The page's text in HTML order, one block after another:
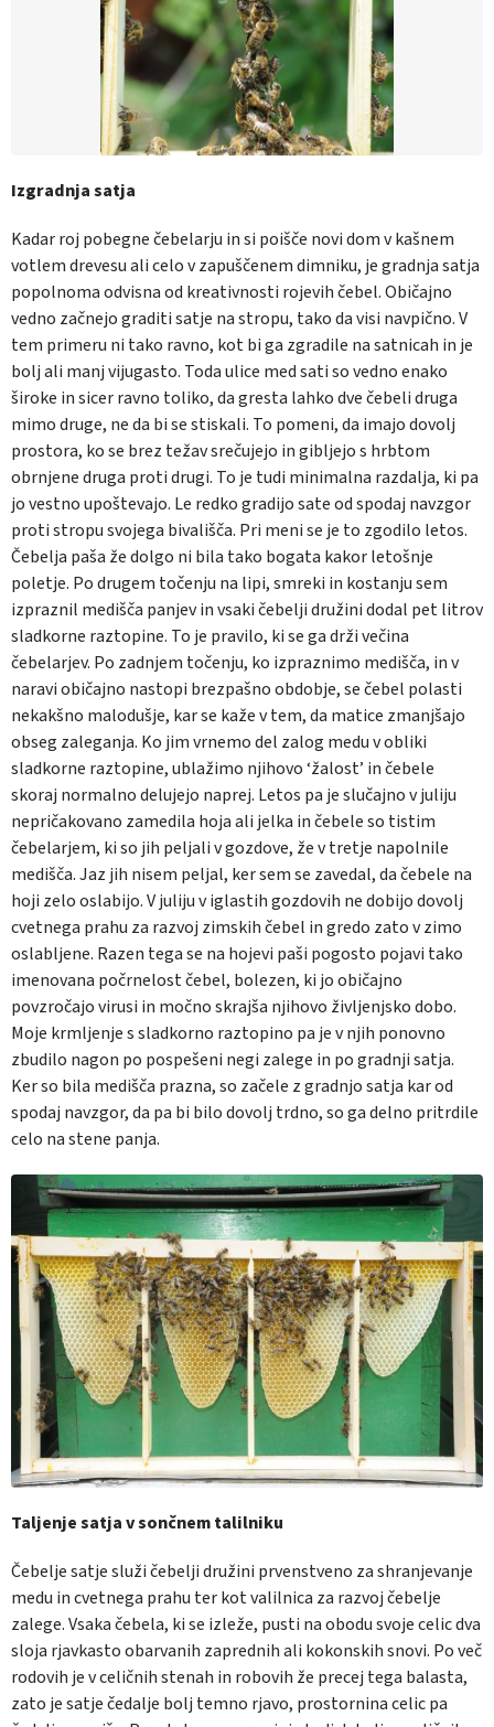
Izgradnja satja
Kadar roj pobegne čebelarju in si poišče novi dom v kašnem
votlem drevesu ali celo v zapuščenem dimniku, je gradnja satja
popolnoma odvisna od kreativnosti rojevih čebel. Običajno
vedno začnejo graditi satje na stropu, tako da visi navpično. V
tem primeru ni tako ravno, kot bi ga zgradile na satnicah in je
bolj ali manj vijugasto. Toda ulice med sati so vedno enako
široke in sicer ravno toliko, da gresta lahko dve čebeli druga
mimo druge, ne da bi se stiskali. To pomeni, da imajo dovolj
prostora, ko se brez težav srečujejo in gibljejo s hrbtom
obrnjene druga proti drugi. To je tudi minimalna razdalja, ki pa
jo vestno upoštevajo. Le redko gradijo sate od spodaj navzgor
proti stropu svojega bivališča. Pri meni se je to zgodilo letos.
Čebelja paša že dolgo ni bila tako bogata kakor letošnje
poletje. Po drugem točenju na lipi, smreki in kostanju sem
izpraznil medišča panjev in vsaki čebelji družini dodal pet litrov
sladkorne raztopine. To je pravilo, ki se ga drži večina
čebelarjev. Po zadnjem točenju, ko izpraznimo medišča, in v
naravi običajno nastopi brezpašno obdobje, se čebel polasti
nekakšno malodušje, kar se kaže v tem, da matice zmanjšajo
obseg zaleganja. Ko jim vrnemo del zalog medu v obliki
sladkorne raztopine, ublažimo njihovo ‘žalost’ in čebele
skoraj normalno delujejo naprej. Letos pa je slučajno v juliju
nepričakovano zamedila hoja ali jelka in čebele so tistim
čebelarjem, ki so jih peljali v gozdove, že v tretje napolnile
medišča. Jaz jih nisem peljal, ker sem se zavedal, da čebele na
hoji zelo oslabijo. V juliju v iglastih gozdovih ne dobijo dovolj
cvetnega prahu za razvoj zimskih čebel in gredo zato v zimo
oslabljene. Razen tega se na hojevi paši pogosto pojavi tako
imenovana počrnelost čebel, bolezen, ki jo običajno
povzročajo virusi in močno skrajša njihovo življenjsko dobo.
Moje krmljenje s sladkorno raztopino pa je v njih ponovno
zbudilo nagon po pospešeni negi zalege in po gradnji satja.
Ker so bila medišča prazna, so začele z gradnjo satja kar od
spodaj navzgor, da pa bi bilo dovolj trdno, so ga delno pritrdile
celo na stene panja.
Taljenje satja v sončnem talilniku
Čebelje satje služi čebelji družini prvenstveno za shranjevanje
medu in cvetnega prahu ter kot valilnica za razvoj čebelje
zalege. Vsaka čebela, ki se izleže, pusti na obodu svoje celic dva
sloja rjavkasto obarvanih zaprednih ali kokonskih snovi. Po več
rodovih je v celičnih stenah in robovih že precej tega balasta,
zato je satje čedalje bolj temno rjavo, prostornina celic pa